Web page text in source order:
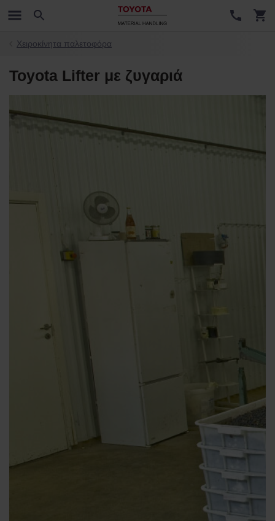
Χειροκίνητα παλετοφόρα
Toyota Lifter με ζυγαριά